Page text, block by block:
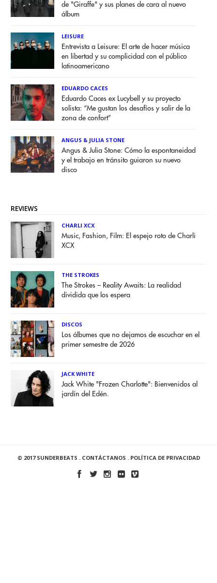
de "Giraffe" y sus planes de cara al nuevo
álbum
LEISURE
Entrevista a Leisure: El arte de hacer música
en libertad y su complicidad con el público
latinoamericano
EDUARDO CACES
Eduardo Caces ex Lucybell y su proyecto
solista: “Me gustan los desafíos y salir de la
zona de confort”
ANGUS & JULIA STONE
Angus & Julia Stone: Cómo la espontaneidad
y el trabajo en tránsito guiaron su nuevo
disco
REVIEWS
CHARLI XCX
Music, Fashion, Film: El espejo roto de Charli
XCX
THE STROKES
The Strokes – Reality Awaits: La realidad
dividida que los espera
DISCOS
Los álbumes que no dejamos de escuchar en el
primer semestre de 2026
JACK WHITE
Jack White "Frozen Charlotte": Bienvenidos al
jardín del Edén.
© 2017 SUNDERBEATS . CONTÁCTANOS . POLÍTICA DE PRIVACIDAD